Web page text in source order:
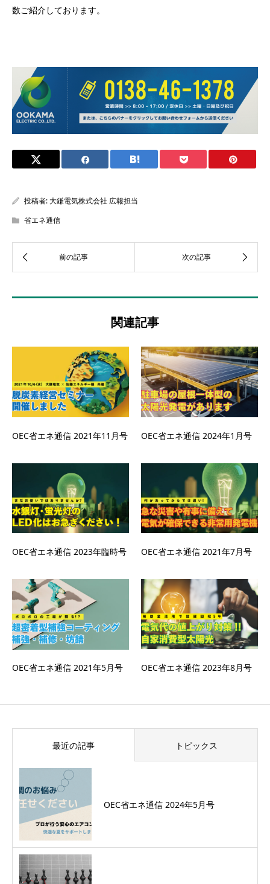
数ご紹介しております。
投稿者:大鎌電気株式会社 広報担当
省エネ通信
関連記事
OEC省エネ通信 2021年11月号 OEC省エネ通信 2024年1月号
OEC省エネ通信 2023年臨時号 OEC省エネ通信 2021年7月号
OEC省エネ通信 2021年5月号 OEC省エネ通信 2023年8月号
最近の記事 トピックス
OEC省エネ通信 2024年5月号